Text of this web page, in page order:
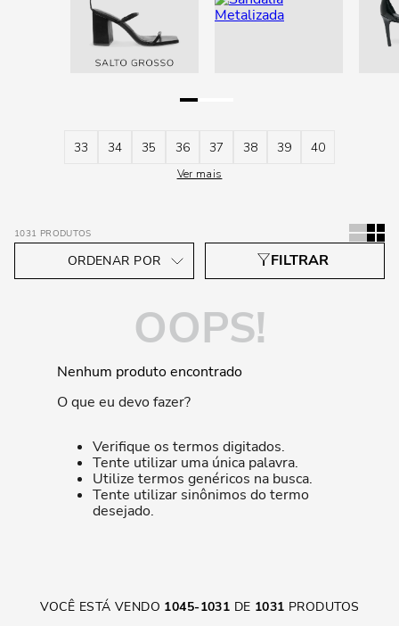
33 34 35 36 37 38 39 40
Ver mais
1031 PRODUTOS
OOPS!
Nenhum produto encontrado
O que eu devo fazer?
Verifique os termos digitados.
Tente utilizar uma única palavra.
Utilize termos genéricos na busca.
Tente utilizar sinônimos do termo
desejado.
VOCÊ ESTÁ VENDO 1045-1031 DE 1031 PRODUTOS